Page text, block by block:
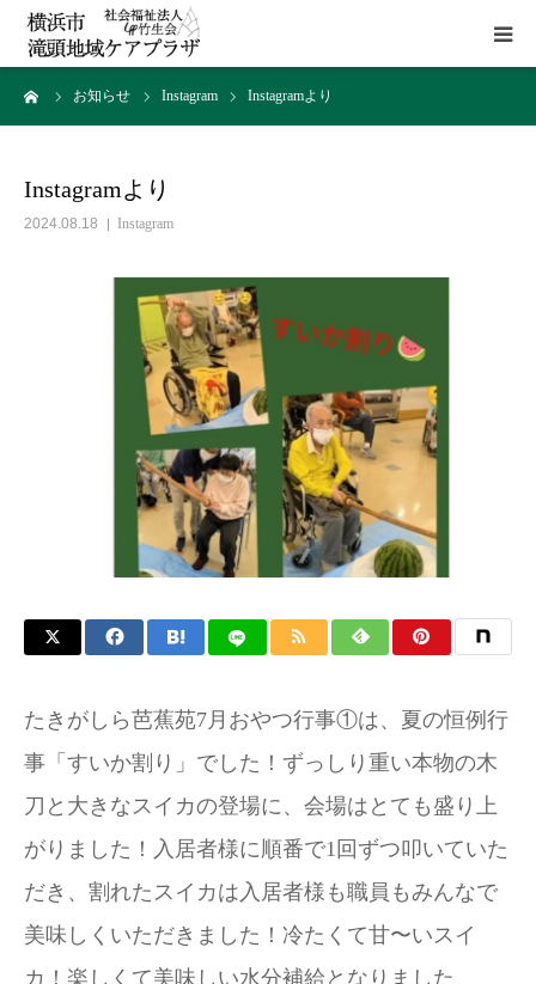
お知らせ Instagram Instagramより
Instagramより
2024.08.18 Instagram
たきがしら芭蕉苑7月おやつ行事①は、夏の恒例行
事「すいか割り」でした！ずっしり重い本物の木
刀と大きなスイカの登場に、会場はとても盛り上
がりました！入居者様に順番で1回ずつ叩いていた
だき、割れたスイカは入居者様も職員もみんなで
美味しくいただきました！冷たくて甘〜いスイ
カ！楽しくて美味しい水分補給となりました
HOME
施設概要
アクセス
お問い合わせ